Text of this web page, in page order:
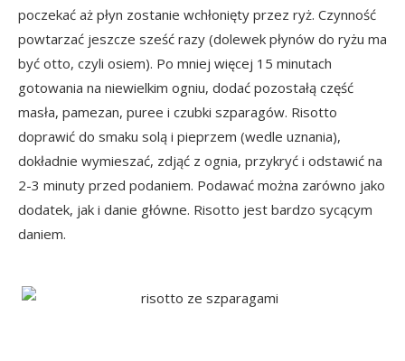
poczekać aż płyn zostanie wchłonięty przez ryż. Czynność
powtarzać jeszcze sześć razy (dolewek płynów do ryżu ma
być otto, czyli osiem). Po mniej więcej 15 minutach
gotowania na niewielkim ogniu, dodać pozostałą część
masła, pamezan, puree i czubki szparagów. Risotto
doprawić do smaku solą i pieprzem (wedle uznania),
dokładnie wymieszać, zdjąć z ognia, przykryć i odstawić na
2-3 minuty przed podaniem. Podawać można zarówno jako
dodatek, jak i danie główne. Risotto jest bardzo sycącym
daniem.